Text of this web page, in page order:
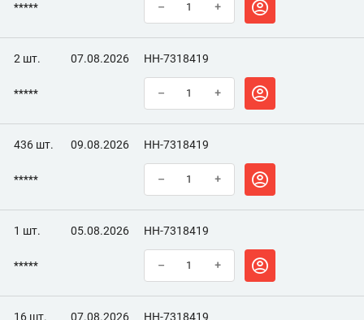
***** – +
2 шт. 07.08.2026 НН-7318419
***** – +
436 шт. 09.08.2026 НН-7318419
***** – +
1 шт. 05.08.2026 НН-7318419
***** – +
16 шт. 07.08.2026 НН-7318419